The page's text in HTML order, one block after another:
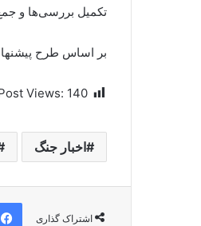
تکمیل بررسی‌ها و
بر اساس طرح
Views: 140
اخبار جنگ
اشتراک گذاری